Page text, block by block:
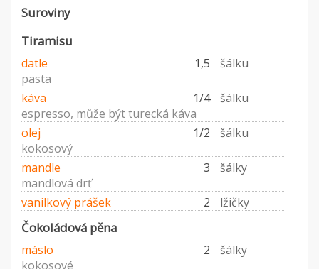
Suroviny
Tiramisu
datle 1,5
šálku
pasta
káva
1/4
šálku
espresso, může být turecká káva
olej
1/2
šálku
kokosový
mandle
3
šálky
mandlová drť
vanilkový prášek
2 lžičky
Čokoládová pěna
máslo 2
šálky
kokosové